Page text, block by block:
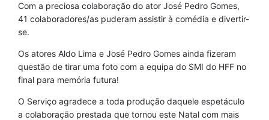
Com a preciosa colaboração do ator José Pedro Gomes,
41 colaboradores/as puderam assistir à comédia e divertir-
se.
Os atores Aldo Lima e José Pedro Gomes ainda fizeram
questão de tirar uma foto com a equipa do SMI do HFF no
final para memória futura!
O Serviço agradece a toda produção daquele espetáculo
a colaboração prestada que tornou este Natal com mais